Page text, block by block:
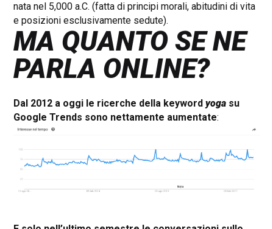
nata nel 5,000 a.C. (fatta di principi morali, abitudini di vita
e posizioni esclusivamente sedute).
MA QUANTO SE NE
PARLA ONLINE?
Dal 2012 a oggi le ricerche della keywordyoga su
Google Trends sono nettamente aumentate: